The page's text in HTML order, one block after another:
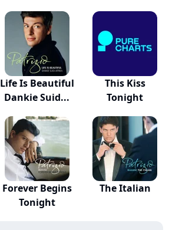
Life Is Beautiful
Dankie Suid...
This Kiss
Tonight
Forever Begins
Tonight
The Italian